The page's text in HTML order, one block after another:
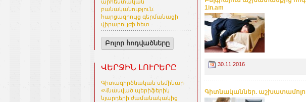
արհեստական
բանականություն.
հարցազրույց գերմանացի
վիրաբույժի հետ
Բոլոր հոդվածները
ՎԵՐՋԻՆ ԼՈՒՐԵՐԸ
Գիտագործնական սեմինար
«Վնասված պերիֆերիկ
նյարդերի ժամանակակից
1in.am
30.11.2016
Գիտնականներ.